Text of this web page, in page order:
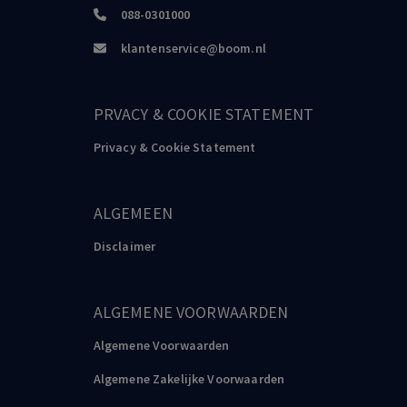
088-0301000
klantenservice@boom.nl
PRVACY & COOKIE STATEMENT
Privacy & Cookie Statement
ALGEMEEN
Disclaimer
ALGEMENE VOORWAARDEN
Algemene Voorwaarden
Algemene Zakelijke Voorwaarden